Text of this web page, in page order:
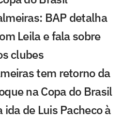
BAP detalha
Leila e fala sobre
clubes
tem retorno da
na Copa do Brasil
de Luis Pacheco à